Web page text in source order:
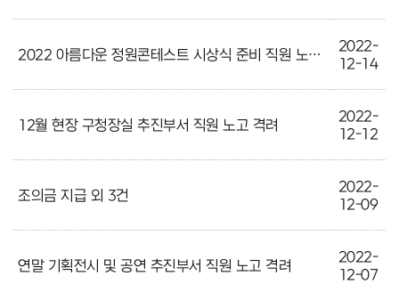
2022 아름다운 정원콘테스트 시상식 준비 직원 노고 격려
2022-
12-14
12월 현장 구청장실 추진부서 직원 노고 격려
2022-
12-12
조의금 지급 외 3건
2022-
12-09
연말 기획전시 및 공연 추진부서 직원 노고 격려
2022-
12-07